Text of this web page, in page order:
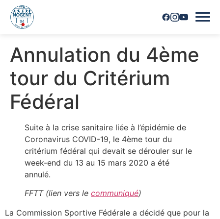
Accueil
Horaires
Nous contacter
Les joueurs
Vie du club
Annulation du 4ème
tour du Critérium
Fédéral
Suite à la crise sanitaire liée à l’épidémie de
Coronavirus COVID-19, le 4ème tour du
critérium fédéral qui devait se dérouler sur le
week-end du 13 au 15 mars 2020 a été
annulé.
FFTT (lien vers le communiqué)
La Commission Sportive Fédérale a décidé que pour la